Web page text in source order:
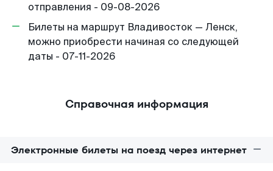
отправления - 09-08-2026
Билеты на маршрут Владивосток — Ленск,
можно приобрести начиная со следующей
даты - 07-11-2026
Справочная информация
Электронные билеты на поезд через интернет